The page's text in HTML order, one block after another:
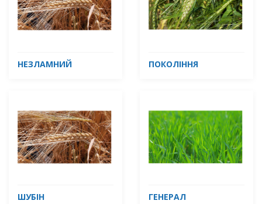
НЕЗЛАМНИЙ ПОКОЛІННЯ
ШУБІН ГЕНЕРАЛ